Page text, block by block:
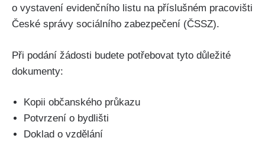
o vystavení evidenčního listu na příslušném pracovišti
České správy sociálního zabezpečení (ČSSZ).
Při podání žádosti budete potřebovat tyto důležité
dokumenty:
Kopii občanského průkazu
Potvrzení o bydlišti
Doklad o vzdělání